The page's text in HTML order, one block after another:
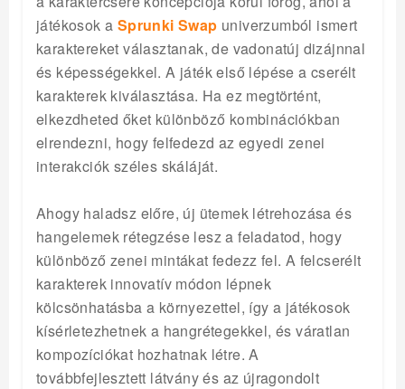
játékosok a Sprunki Swap univerzumból ismert
karaktereket választanak, de vadonatúj dizájnnal
és képességekkel. A játék első lépése a cserélt
karakterek kiválasztása. Ha ez megtörtént,
elkezdheted őket különböző kombinációkban
elrendezni, hogy felfedezd az egyedi zenei
interakciók széles skáláját.
Ahogy haladsz előre, új ütemek létrehozása és
hangelemek rétegzése lesz a feladatod, hogy
különböző zenei mintákat fedezz fel. A felcserélt
karakterek innovatív módon lépnek
kölcsönhatásba a környezettel, így a játékosok
kísérletezhetnek a hangrétegekkel, és váratlan
kompozíciókat hozhatnak létre. A
továbbfejlesztett látvány és az újragondolt